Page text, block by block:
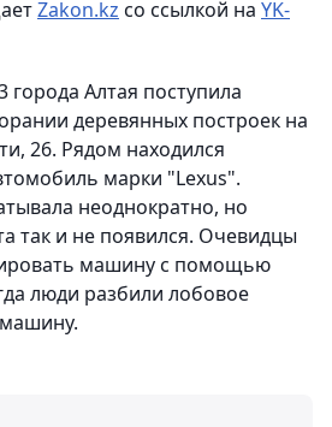
Zakon.kz со ссылкой на YK-
города Алтая поступила
деревянных построек на
26. Рядом находился
марки "Lexus".
неоднократно, но
так и не появился. Очевидцы
машину с помощью
люди разбили лобовое